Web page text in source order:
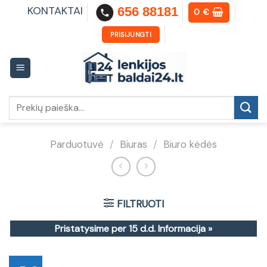
KONTAKTAI 656 88181 0€
PRISIJUNGTI
Parduotuvė / Biuras / Biuro kėdės
FILTRUOTI
Pristatysime per 15 d.d.Informacija »